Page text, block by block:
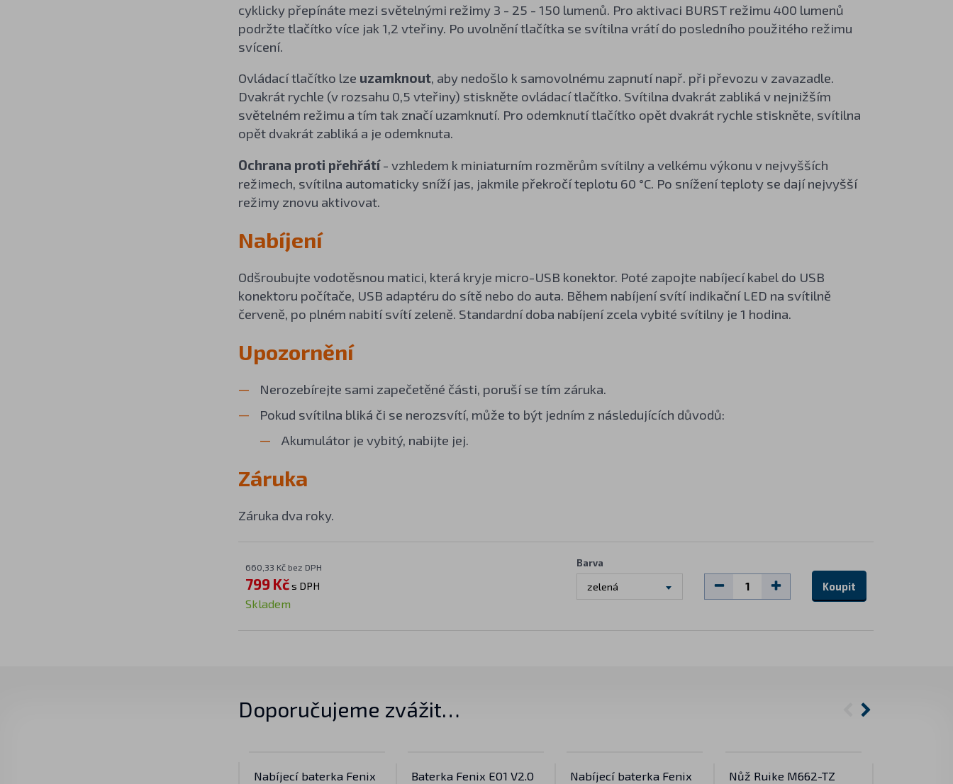
cyklicky přepínáte mezi světelnými režimy 3 - 25 - 150 lumenů. Pro aktivaci BURST režimu 400 lumenů
podržte tlačítko více jak 1,2 vteřiny. Po uvolnění tlačítka se svítilna vrátí do posledního použitého režimu
svícení.
Ovládací tlačítko lze uzamknout, aby nedošlo k samovolnému zapnutí např. při převozu v zavazadle.
Dvakrát rychle (v rozsahu 0,5 vteřiny) stiskněte ovládací tlačítko. Svítilna dvakrát zabliká v nejnižším
světelném režimu a tím tak značí uzamknutí. Pro odemknutí tlačítko opět dvakrát rychle stiskněte, svítilna
opět dvakrát zabliká a je odemknuta.
Ochrana proti přehřátí- vzhledem k miniaturním rozměrům svítilny a velkému výkonu v nejvyšších
režimech, svítilna automaticky sníží jas, jakmile překročí teplotu 60 °C. Po snížení teploty se dají nejvyšší
režimy znovu aktivovat.
Nabíjení
Odšroubujte vodotěsnou matici, která kryje micro-USB konektor. Poté zapojte nabíjecí kabel do USB
konektoru počítače, USB adaptéru do sítě nebo do auta. Během nabíjení svítí indikační LED na svítilně
červeně, po plném nabití svítí zeleně. Standardní doba nabíjení zcela vybité svítilny je 1 hodina.
Upozornění
Nerozebírejte sami zapečetěné části, poruší se tím záruka.
Pokud svítilna bliká či se nerozsvítí, může to být jedním z následujících důvodů:
Akumulátor je vybitý, nabijte jej.
Záruka
Záruka dva roky.
660,33 Kč bez DPH
799 Kčs DPH
Skladem
Barva
zelená Koupit
Doporučujeme zvážit…
Nabíjecí baterka Fenix Baterka Fenix E01 V2.0 Nabíjecí baterka Fenix Nůž Ruike M662-TZ